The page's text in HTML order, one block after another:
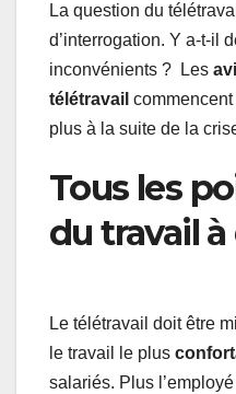
La question du
d’interrogation. Y a-t-il
inconvénients ? Les
télétravail
plus à la suite de la
Tous les
du travail
Le télétravail doit être
le travail le plus
salariés. Plus